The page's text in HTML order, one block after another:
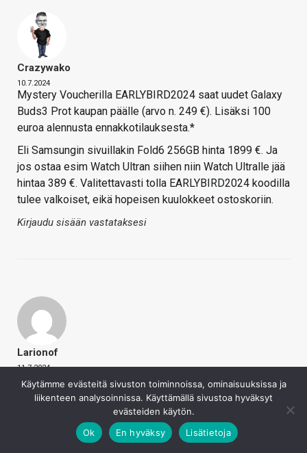
Crazywako
10.7.2024
Mystery Voucherilla EARLYBIRD2024 saat uudet Galaxy
Buds3 Prot kaupan päälle (arvo n. 249 €). Lisäksi 100
euroa alennusta ennakkotilauksesta.*
Eli Samsungin sivuillakin Fold6 256GB hinta 1899 €. Ja
jos ostaa esim Watch Ultran siihen niin Watch Ultralle jää
hintaa 389 €. Valitettavasti tolla EARLYBIRD2024 koodilla
tulee valkoiset, eikä hopeisen kuulokkeet ostoskoriin.
Kirjaudu sisään vastataksesi
Larionof
11.7.2024
Asmola sanoi
Muutama viesti ylempää.
Napsauta laajentaaksesi…
Käytämme evästeitä sivuston toiminnoissa, ominaisuuksissa ja
liikenteen analysoinnissa. Käyttämällä sivustoa hyväksyt
evästeiden käytön.
Ok
En hyväksy Lisätietoja